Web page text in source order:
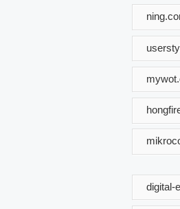
digital-